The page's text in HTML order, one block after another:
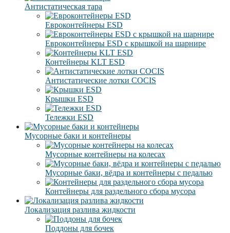
Антистатическая тара
Eвроконтейнеры ЕSD
Евроконтейнеры ESD с крышкой на шарнире
Контейнеры KLT ESD
Антистатические лотки COCIS
Крышки ESD
Тележки ESD
Мусорные баки и контейнеры
Мусорные контейнеры на колесах
Мусорные баки, вёдра и контейнеры с педалью
Контейнеры для раздельного сбора мусора
Локализация разлива жидкости
Поддоны для бочек